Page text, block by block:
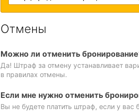
Отмены
Можно ли отменить
Да! Штраф за отмену устанавливает
в правилах отмены.
Если мне нужно отменить
Вы не будете платить штраф, если у вас